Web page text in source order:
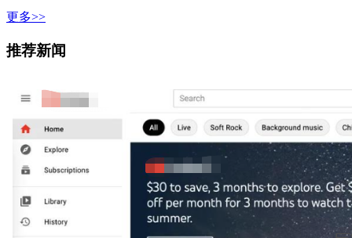
更多>>
推荐新闻